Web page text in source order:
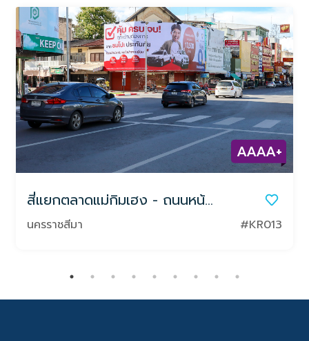
AAAA+
สี่แยกตลาดแม่กิมเฮง - ถนนหน้าย่าโม
นครราชสีมา #KR013